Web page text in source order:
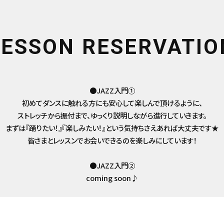
●JAZZ入門①
初めてダンスに触れる方にも安心して楽しんで頂けるように、
ストレッチから振付まで、ゆっくり説明しながら進行していきます。
まずは『踊りたい！』『楽しみたい！』という気持ちさえあれば大丈夫です★
皆さまとレッスンでお会いできるのを楽しみにしています！
●JAZZ入門②
coming soon♪